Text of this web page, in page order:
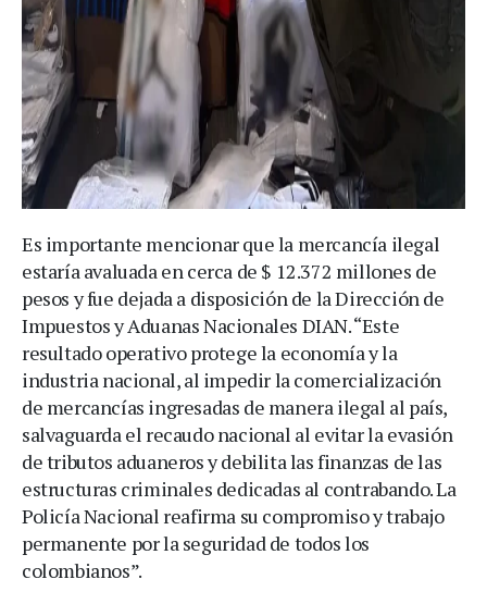
Es importante mencionar que la mercancía ilegal
estaría avaluada en cerca de $ 12.372 millones de
pesos y fue dejada a disposición de la Dirección de
Impuestos y Aduanas Nacionales DIAN. “Este
resultado operativo protege la economía y la
industria nacional, al impedir la comercialización
de mercancías ingresadas de manera ilegal al país,
salvaguarda el recaudo nacional al evitar la evasión
de tributos aduaneros y debilita las finanzas de las
estructuras criminales dedicadas al contrabando. La
Policía Nacional reafirma su compromiso y trabajo
permanente por la seguridad de todos los
colombianos”.